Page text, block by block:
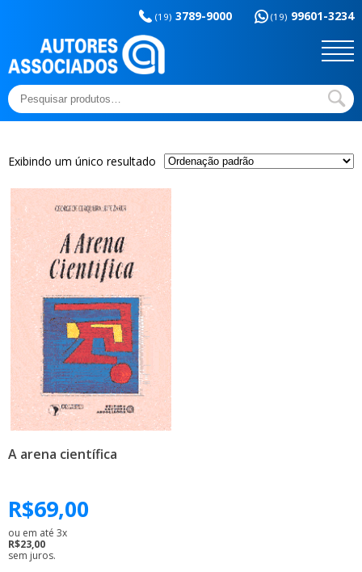
(19) 3789-9000 (19) 99601-3234
Pesquisar
por:
educação
Outros títulos
Sem categoria
Temas básicos
Exibindo um único resultado
A arena científica
R$69,00
ou em até 3x
R$23,00
sem juros.